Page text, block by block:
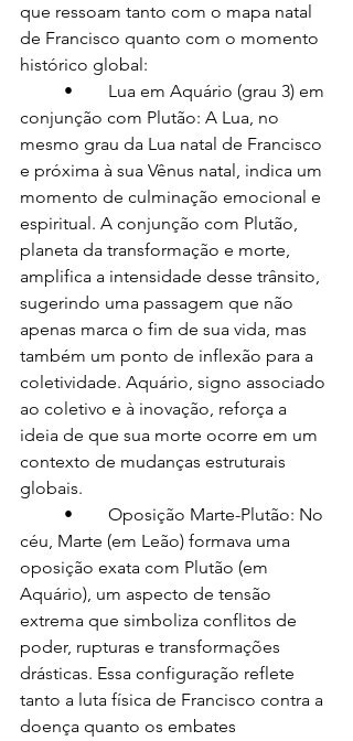
que ressoam tanto com o mapa natal
de Francisco quanto com o momento
histórico global:
conjunção com Plutão: A Lua, no
mesmo grau da Lua natal de Francisco
e próxima à sua Vênus natal, indica um
momento de culminação emocional e
espiritual. A conjunção com Plutão,
planeta da transformação e morte,
amplifica a intensidade desse trânsito,
sugerindo uma passagem que não
apenas marca o fim de sua vida, mas
também um ponto de inflexão para a
coletividade. Aquário, signo associado
ao coletivo e à inovação, reforça a
ideia de que sua morte ocorre em um
contexto de mudanças estruturais
globais.
céu, Marte (em Leão) formava uma
oposição exata com Plutão (em
Aquário), um aspecto de tensão
extrema que simboliza conflitos de
poder, rupturas e transformações
drásticas. Essa configuração reflete
tanto a luta física de Francisco contra a
doença quanto os embates